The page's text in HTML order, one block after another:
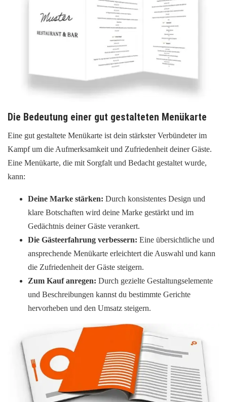
Die Bedeutung einer gut gestalteten Menükarte
Eine gut gestaltete Menükarte ist dein stärkster Verbündeter im
Kampf um die Aufmerksamkeit und Zufriedenheit deiner Gäste.
Eine Menükarte, die mit Sorgfalt und Bedacht gestaltet wurde,
kann:
Deine Marke stärken: Durch konsistentes Design und
klare Botschaften wird deine Marke gestärkt und im
Gedächtnis deiner Gäste verankert.
Die Gästeerfahrung verbessern: Eine übersichtliche und
ansprechende Menükarte erleichtert die Auswahl und kann
die Zufriedenheit der Gäste steigern.
Zum Kauf anregen: Durch gezielte Gestaltungselemente
und Beschreibungen kannst du bestimmte Gerichte
hervorheben und den Umsatz steigern.